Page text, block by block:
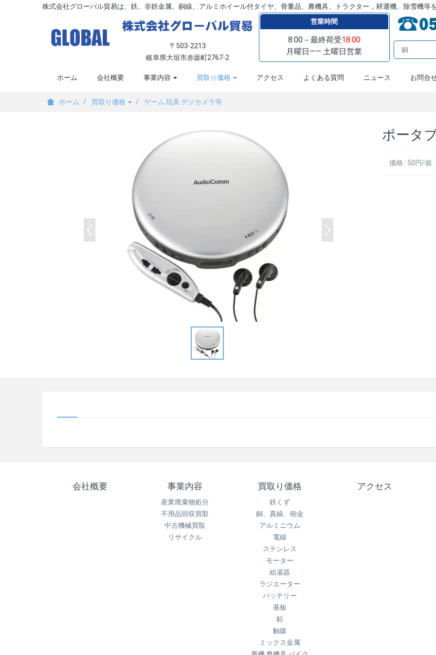
株式会社グローバル貿易は、鉄、非鉄金属、銅線、アルミホイール付タイヤ、骨董品、農機具、トラクター，耕運機、除雪機等
〒503-2213
岐阜県大垣市赤坂町2767-2
営業時間
8:00－最終荷受18:00
月曜日—— 土曜日営業
ホーム 会社概要 事業内容 買取り価格 アクセス よくある質問 ニュース お問合
ホーム 買取り価格 ゲーム.玩具.デジカメラ等
ポータ
価格 : 50円/個
会社概要 事業内容
産業廃棄物処分
不用品回収買取
中古機械買取
リサイクル
買取り価格
鉄くず
銅、真鍮、砲金
アルミニウム
電線
ステンレス
モーター
給湯器
ラジエーター
バッテリー
基板
鉛
触媒
ミックス金属
アクセス